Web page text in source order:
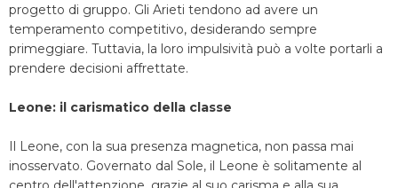
progetto di gruppo. Gli Arieti tendono ad avere un
temperamento competitivo, desiderando sempre
primeggiare. Tuttavia, la loro impulsività può a volte portarli a
prendere decisioni affrettate.
Leone: il carismatico della classe
Il Leone, con la sua presenza magnetica, non passa mai
inosservato. Governato dal Sole, il Leone è solitamente al